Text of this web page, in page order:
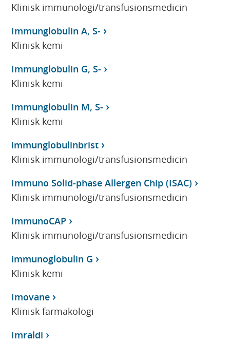
Klinisk immunologi/transfusionsmedicin
Immunglobulin A, S-
Klinisk kemi
Immunglobulin G, S-
Klinisk kemi
Immunglobulin M, S-
Klinisk kemi
immunglobulinbrist
Klinisk immunologi/transfusionsmedicin
Immuno Solid-phase Allergen Chip (ISAC)
Klinisk immunologi/transfusionsmedicin
ImmunoCAP
Klinisk immunologi/transfusionsmedicin
immunoglobulin G
Klinisk kemi
Imovane
Klinisk farmakologi
Imraldi